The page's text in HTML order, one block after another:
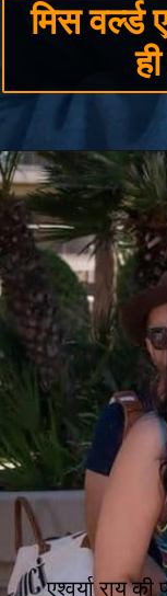
मिस वर्ल्ड
एश्वर्या राय